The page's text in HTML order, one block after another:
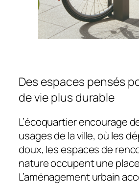
Des espaces pensés
de vie plus durable
L’écoquartier encourage
usages de la ville, où les
doux, les espaces de
nature occupent une
L’aménagement urbain